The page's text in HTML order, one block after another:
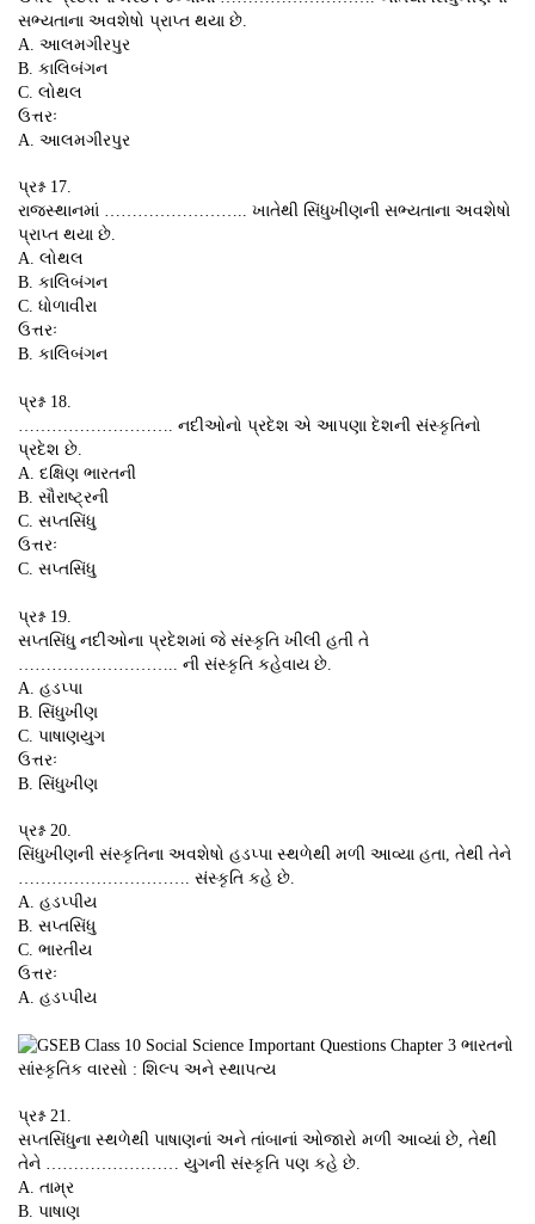
સભ્યતાના અવશેષો પ્રાપ્ત થયા છે.
A. આલમગીરપુર
B. કાલિબંગન
C. લોથલ
ઉત્તરઃ
A. આલમગીરપુર
પ્રશ્ન 17.
રાજસ્થાનમાં …………………….. ખાતેથી સિંધુખીણની સભ્યતાના અવશેષો
પ્રાપ્ત થયા છે.
A. લોથલ
B. કાલિબંગન
C. ધોળાવીરા
ઉત્તરઃ
B. કાલિબંગન
પ્રશ્ન 18.
………………………. નદીઓનો પ્રદેશ એ આપણા દેશની સંસ્કૃતિનો
પ્રદેશ છે.
A. દક્ષિણ ભારતની
B. સૌરાષ્ટ્રની
C. સપ્તસિંધુ
ઉત્તરઃ
C. સપ્તસિંધુ
પ્રશ્ન 19.
સપ્તસિંધુ નદીઓના પ્રદેશમાં જે સંસ્કૃતિ ખીલી હતી તે
……………………….. ની સંસ્કૃતિ કહેવાય છે.
A. હડપ્પા
B. સિંધુખીણ
C. પાષાણયુગ
ઉત્તરઃ
B. સિંધુખીણ
પ્રશ્ન 20.
સિંધુખીણની સંસ્કૃતિના અવશેષો હડપ્પા સ્થળેથી મળી આવ્યા હતા, તેથી તેને
…………………………. સંસ્કૃતિ કહે છે.
A. હડપ્પીય
B. સપ્તસિંધુ
C. ભારતીય
ઉત્તરઃ
A. હડપ્પીય
પ્રશ્ન 21.
સપ્તસિંધુના સ્થળેથી પાષાણનાં અને તાંબાનાં ઓજારો મળી આવ્યાં છે, તેથી
તેને …………………… યુગની સંસ્કૃતિ પણ કહે છે.
A. તામ્ર
B. પાષાણ